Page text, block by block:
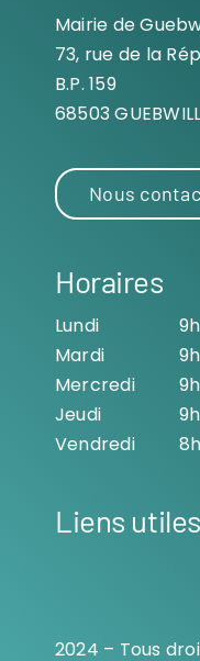
Mairie de
73, rue de la
B.P. 159
68503
Nous
Horaires
Lundi
Mardi
Mercredi
Jeudi
Vendredi
Liens utiles
2024 – Tous